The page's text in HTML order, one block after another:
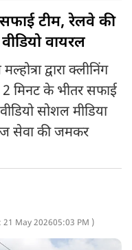
टीम, रेलवे की
वायरल
द्वारा क्लीनिंग
मिनट के भीतर सफाई
सोशल मीडिया
सेवा की जमकर
21 May 202605:03 PM )